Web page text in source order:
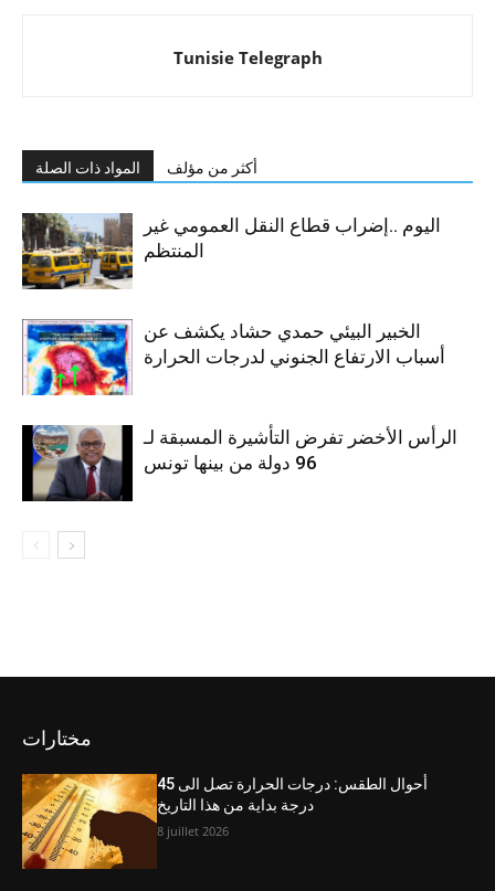
Tunisie Telegraph
المواد ذات الصلة أكثر من مؤلف
اليوم ..إضراب قطاع النقل العمومي غير
المنتظم
الخبير البيئي حمدي حشاد يكشف عن
أسباب الارتفاع الجنوني لدرجات الحرارة
الرأس الأخضر تفرض التأشيرة المسبقة لـ
96 دولة من بينها تونس
مختارات
أحوال الطقس: درجات الحرارة تصل الى 45
درجة بداية من هذا التاريخ
8 juillet 2026